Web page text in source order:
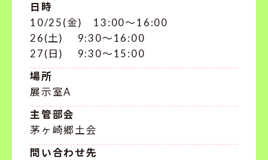
日時
10/25(金) 13:00～16:00
26(土) 9:30～16:00
27(日) 9:30～15:00
場所
展示室A
主管部会
茅ヶ崎郷土会
問い合わせ先